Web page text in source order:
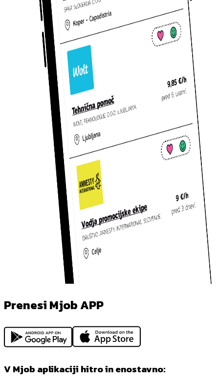
Prenesi Mjob APP
V Mjob aplikaciji hitro in enostavno: